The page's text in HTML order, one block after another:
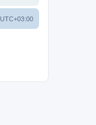
UTC+03:00